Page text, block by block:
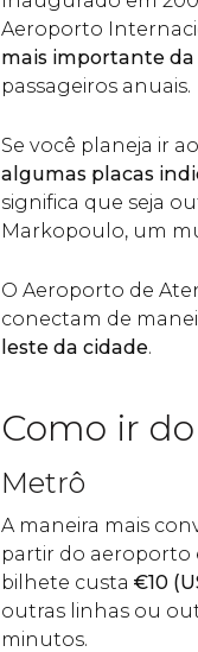
Aeroporto
mais importante da
passageiros anuais.
Se você planeja ir
algumas placas
significa que seja
Markopoulo, um
O Aeroporto de
conectam de
leste da cidade.
Como ir
Metrô
A maneira mais
partir do aeroporto
bilhete custa €10 (
outras linhas ou
minutos.